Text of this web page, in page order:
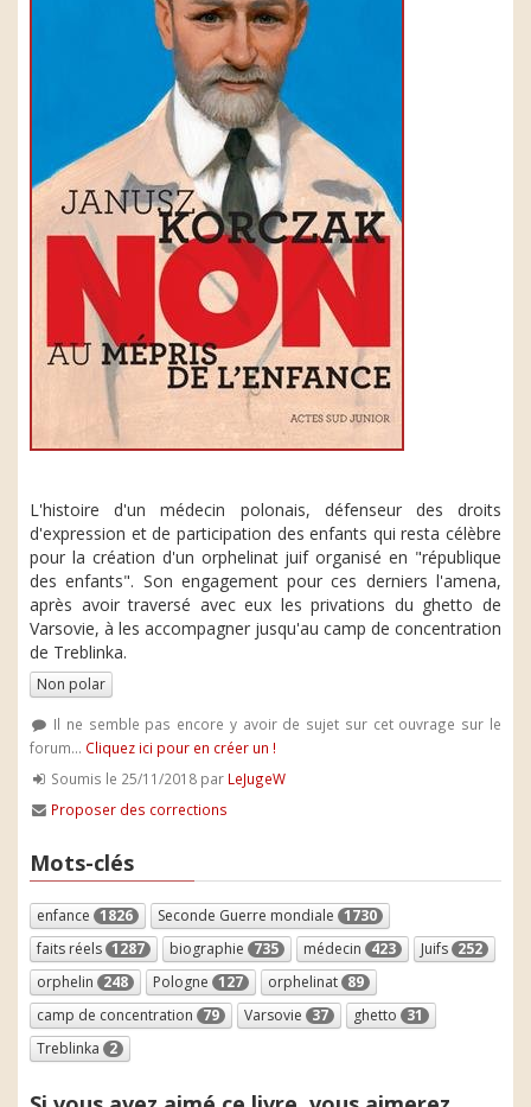
L'histoire d'un médecin polonais, défenseur des droits
d'expression et de participation des enfants qui resta célèbre
pour la création d'un orphelinat juif organisé en "république
des enfants". Son engagement pour ces derniers l'amena,
après avoir traversé avec eux les privations du ghetto de
Varsovie, à les accompagner jusqu'au camp de concentration
de Treblinka.
Non polar
Il ne semble pas encore y avoir de sujet sur cet ouvrage sur le
forum... Cliquez ici pour en créer un !
Soumis le 25/11/2018 par LeJugeW
Proposer des corrections
Mots-clés
enfance 1826 Seconde Guerre mondiale 1730
faits réels 1287 biographie 735 médecin 423 Juifs 252
orphelin 248 Pologne 127 orphelinat 89
camp de concentration 79 Varsovie 37 ghetto 31
Treblinka 2